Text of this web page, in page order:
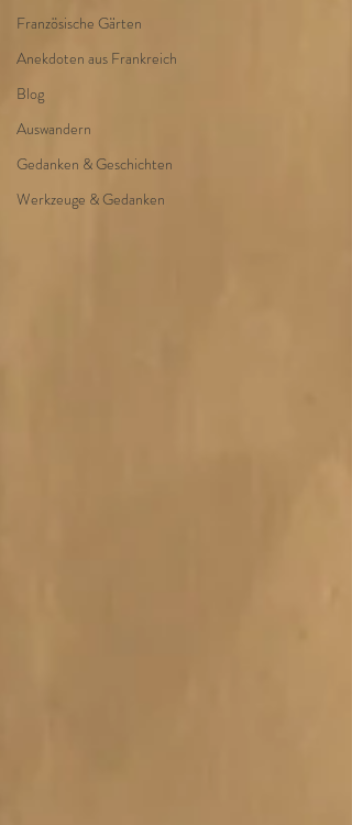
Französische Gärten
Anekdoten aus Frankreich
Blog
Auswandern
Gedanken & Geschichten
Werkzeuge & Gedanken